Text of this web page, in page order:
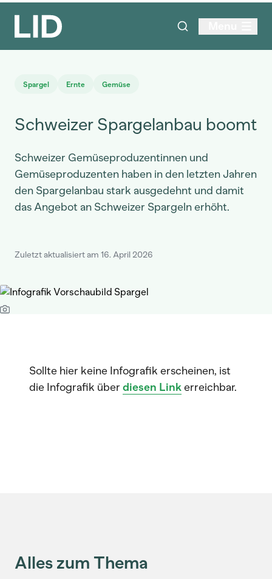
Spargel Ernte Gemüse
Schweizer Spargelanbau boomt
Schweizer Gemüseproduzentinnen und
Gemüseproduzenten haben in den letzten Jahren
den Spargelanbau stark ausgedehnt und damit
das Angebot an Schweizer Spargeln erhöht.
Zuletzt aktualisiert am 16. April 2026
Sollte hier keine Infografik erscheinen, ist
die Infografik über diesen Linkerreichbar.
Alles zum Thema